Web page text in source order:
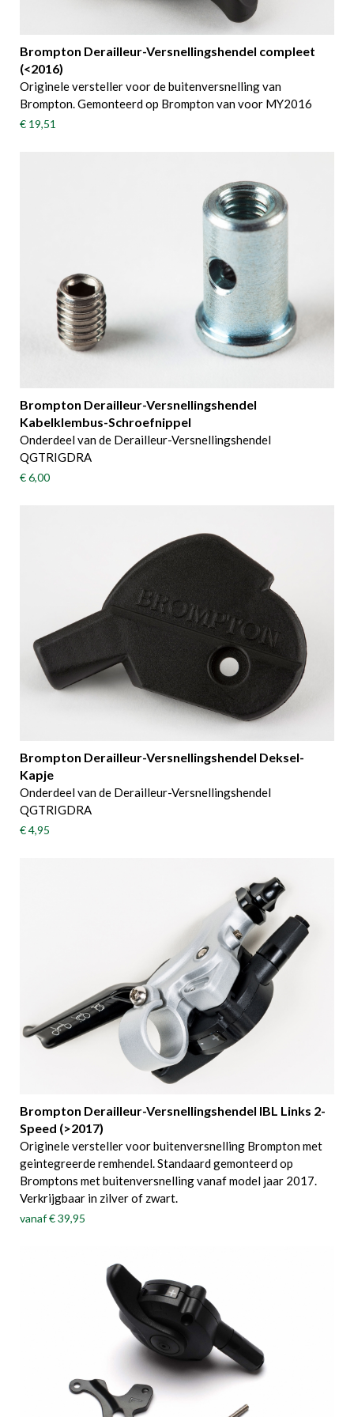
Brompton Derailleur-Versnellingshendel compleet
(<2016)
Originele versteller voor de buitenversnelling van
Brompton. Gemonteerd op Brompton van voor MY2016
€ 19,51
Brompton Derailleur-Versnellingshendel
Kabelklembus-Schroefnippel
Onderdeel van de Derailleur-Versnellingshendel
QGTRIGDRA
€ 6,00
Brompton Derailleur-Versnellingshendel Deksel-
Kapje
Onderdeel van de Derailleur-Versnellingshendel
QGTRIGDRA
€ 4,95
Brompton Derailleur-Versnellingshendel IBL Links 2-
Speed (>2017)
Originele versteller voor buitenversnelling Brompton met
geintegreerde remhendel. Standaard gemonteerd op
Bromptons met buitenversnelling vanaf model jaar 2017.
Verkrijgbaar in zilver of zwart.
vanaf€ 39,95